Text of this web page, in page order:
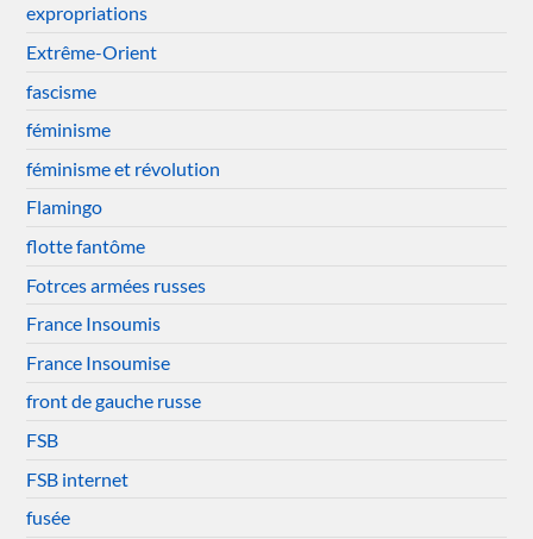
expropriations
Extrême-Orient
fascisme
féminisme
féminisme et révolution
Flamingo
flotte fantôme
Fotrces armées russes
France Insoumis
France Insoumise
front de gauche russe
FSB
FSB internet
fusée